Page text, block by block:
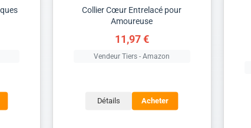
Collier Cœur Entrelacé pour
Amoureuse
11,97 €
Vendeur Tiers - Amazon
Détails Acheter